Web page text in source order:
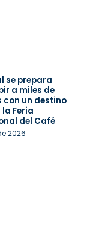
se prepara
a miles de
con un destino
Feria
del Café
2026